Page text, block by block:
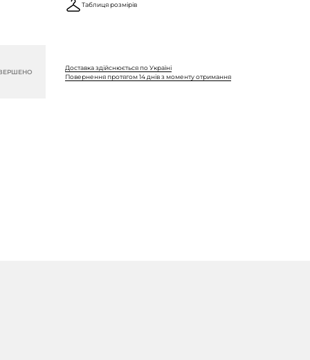
Таблиця розмірів
Доставка здійснюється по Україні
Повернення протягом 14 днів з моменту отримання